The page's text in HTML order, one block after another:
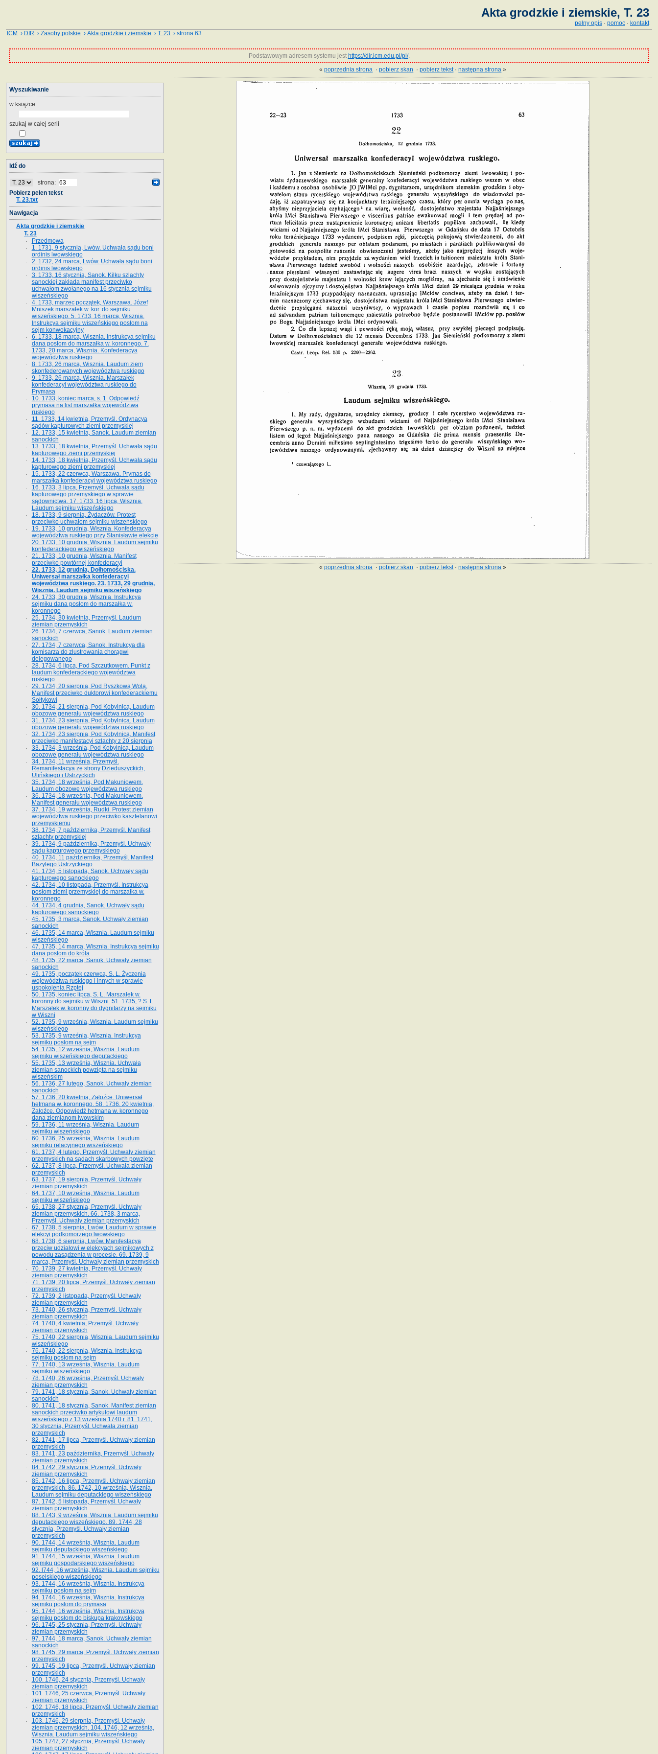
Akta grodzkie i ziemskie, T. 23
pełny opis · pomoc · kontakt
ICM › DIR ›Zasoby polskie ›Akta grodzkie i ziemskie ›T. 23 › strona 63
Podstawowym adresem systemu jest https://dir.icm.edu.pl/pl/.
«poprzednia strona ·pobierz skan ·pobierz tekst·następna strona »
«poprzednia strona ·pobierz skan ·pobierz tekst·następna strona »
Wyszukiwanie
w książce
szukaj w całej serii
Idź do
strona:
Pobierz pełen tekst
T. 23.txt
Nawigacja
Akta grodzkie i ziemskie
T. 23
Przedmowa
1. 1731, 9 stycznia, Lwów. Uchwała sądu boni
ordinis lwowskiego
2. 1732, 24 marca, Lwów. Uchwała sądu boni
ordinis lwowskiego
3. 1733, 16 stycznia, Sanok. Kilku szlachty
sanockiej zakłada manifest przeciwko
uchwałom zwołanego na 16 stycz­nia sejmiku
wiszeńskiego
4. 1733, marzec początek, Warszawa. Józef
Mniszek marszałek w. kor. do sejmiku
wiszeńskiego. 5. 1733, 16 marca, Wisznia.
Instrukcya sejmiku wiszeńskiego posłom na
sejm konwokacyjny
6. 1733, 18 marca, Wisznia. Instrukcya sejmiku
dana posłom do marszałka w. koronnego. 7.
1733, 20 marca, Wisznia. Konfederacya
województwa ruskiego
8. 1733, 26 marca, Wisznia. Laudum ziem
skonfederowanych województwa ruskiego
9. 1733, 26 marca, Wisznia. Marszałek
konfederacyi województwa ruskiego do
Prymasa
10. 1733, koniec marca, s. 1. Odpowiedź
prymasa na list marszałka województwa
ruskiego
11. 1733, 14 kwietnia, Przemyśl. Ordynacya
sądów kapturowych ziemi przemyskiej
12. 1733, 15 kwietnia, Sanok. Laudum ziemian
sanockich
13. 1733, 18 kwietnia, Przemyśl. Uchwała sądu
kapturowego ziemi przemyskiej
14. 1733, 18 kwietnia, Przemyśl. Uchwała sądu
kapturowego ziemi przemyskiej
15. 1733, 22 czerwca, Warszawa. Prymas do
marszałka konfederacyi województwa ruskiego
16. 1733, 3 lipca, Przemyśl. Uchwała sądu
kapturowego przemyskiego w sprawie
sądownictwa. 17. 1733, 16 lipca, Wisznia.
Laudum sejmiku wiszeńskiego
18. 1733, 9 sierpnia, Żydaczów. Protest
przeciwko uchwałom sejmiku wiszeńskiego
19. 1733, 10 grudnia, Wisznia. Konfederacya
województwa ruskiego przy Stanisławie elekcie
20. 1733, 10 grudnia, Wisznia. Laudum sejmiku
konfederackiego wiszeńskiego
21. 1733, 10 grudnia, Wisznia. Manifest
przeciwko powtórnej konfederacyi
22. 1733, 12 grudnia, Dołhomościska.
Uniwersał marszałka konfederacyi
województwa ruskiego. 23. 1733, 29 grudnia,
Wisznia. Laudum sejmiku wiszeńskiego
24. 1733, 30 grudnia, Wisznia. Instrukcya
sejmiku dana posłom do marszałka w.
koronnego
25. 1734, 30 kwietnia, Przemyśl. Laudum
ziemian przemyskich
26. 1734, 7 czerwca, Sanok. Laudum ziemian
sanockich
27. 1734, 7 czerwca, Sanok. Instrukcya dla
komisarza do zlustrowania chorągwi
delegowanego
28. 1734, 6 lipca, Pod Szczutkowem. Punkt z
laudum konfederackiego województwa
ruskiego
29. 1734, 20 sierpnia, Pod Ryszkową Wolą.
Manifest przeciwko duktorowi konfederackiemu
Sołtykowi
30. 1734, 21 sierpnia, Pod Kobylnicą. Laudum
obozowe generału województwa ruskiego
31. 1734, 23 sierpnia, Pod Kobylnicą. Laudum
obozowe generału województwa ruskiego
32. 1734, 23 sierpnia, Pod Kobylnicą. Manifest
przeciwko manifestacyi szlachty z 20 sierpnia
33. 1734, 3 września, Pod Kobylnicą. Laudum
obozowe generału województwa ruskiego
34. 1734, 11 września, Przemyśl.
Remanifestacya ze strony Dzieduszyckich,
Ulińskiego i Ustrzyckich
35. 1734, 18 września, Pod Makuniowem.
Laudum obozowe województwa ruskiego
36. 1734, 18 września, Pod Makuniowem.
Manifest generału województwa ruskiego
37. 1734, 19 września, Rudki. Protest ziemian
województwa ruskiego przeciwko kasztelanowi
przemyskiemu
38. 1734, 7 października, Przemyśl. Manifest
szlachty przemyskiej
39. 1734, 9 października, Przemyśl. Uchwały
sądu kapturowego przemyskiego
40. 1734, 11 października, Przemyśl. Manifest
Bazylego Ustrzyckiego
41. 1734, 5 listopada, Sanok. Uchwały sądu
kapturowego sanockiego
42. 1734, 10 listopada, Przemyśl. Instrukcya
posłom ziemi przemyskiej do marszałka w.
koronnego
44. 1734, 4 grudnia, Sanok. Uchwały sądu
kapturowego sanockiego
45. 1735, 3 marca, Sanok. Uchwały ziemian
sanockich
46. 1735, 14 marca, Wisznia. Laudum sejmiku
wiszeńskiego
47. 1735, 14 marca, Wisznia. Instrukcya sejmiku
dana posłom do króla
48. 1735, 22 marca, Sanok. Uchwały ziemian
sanockich
49. 1735, początek czerwca, S. L. Życzenia
województwa ruskiego i innych w sprawie
uspokojenia Rzptej
50. 1735, koniec lipca, S. L. Marszałek w.
koronny do sejmiku w Wiszni. 51. 1735, ? S. L.
Marszałek w. koronny do dygnitarzy na sejmiku
w Wiszni
52. 1735, 9 września, Wisznia. Laudum sejmiku
wiszeńskiego
53. 1735, 9 września, Wisznia. Instrukcya
sejmiku posłom na sejm
54. 1735, 12 września, Wisznia. Laudum
sejmiku wiszeńskiego deputackiego
55. 1735, 13 września, Wisznia. Uchwała
ziemian sanockich powzięta na sejmiku
wiszeńskim
56. 1736, 27 lutego, Sanok. Uchwały ziemian
sanockich
57. 1736, 20 kwietnia, Załoźce. Uniwersał
hetmana w. koronnego. 58. 1736. 20 kwietnia,
Załoźce. Odpowiedź hetmana w. koronnego
dana ziemianom lwowskim
59. 1736, 11 września, Wisznia. Laudum
sejmiku wiszeńskiego
60. 1736, 25 września, Wisznia. Laudum
sejmiku relacyjnego wiszeńskiego
61. 1737, 4 lutego, Przemyśl. Uchwały ziemian
przemyskich na sądach skarbowych powzięte
62. 1737, 8 lipca, Przemyśl. Uchwała ziemian
przemyskich
63. 1737, 19 sierpnia, Przemyśl. Uchwały
ziemian przemyskich
64. 1737, 10 września, Wisznia. Laudum
sejmiku wiszeńskiego
65. 1738, 27 stycznia, Przemyśl. Uchwały
ziemian przemyskich­­. 66. 1738, 3 marca,
Przemyśl. Uchwały ziemian przemyskich­
67. 1738, 5 sierpnia, Lwów. Laudum w sprawie
elekcyi podkomorzego lwowskiego
68. 1738, 6 sierpnia, Lwów. Manifestacya
przeciw udziałowi w elekcyach sejmikowych z
powodu zasądzenia w procesie. 69. 1739, 9
marca, Przemyśl. Uchwały ziemian przemyskich
70. 1739, 27 kwietnia, Przemyśl. Uchwały
ziemian przemyskich
71. 1739, 20 lipca, Przemyśl. Uchwały ziemian
przemyskich
72. 1739, 2 listopada, Przemyśl. Uchwały
ziemian przemyskich
73. 1740, 26 stycznia, Przemyśl. Uchwały
ziemian przemyskich
74. 1740, 4 kwietnia, Przemyśl. Uchwały
ziemian przemyskich
75. 1740, 22 sierpnia, Wisznia. Laudum sejmiku
wiszeńskiego
76. 1740, 22 sierpnia, Wisznia. Instrukcya
sejmiku posłom na sejm
77. 1740, 13 września, Wisznia. Laudum
sejmiku wiszeńskiego
78. 1740, 26 września, Przemyśl. Uchwały
ziemian przemyskich
79. 1741, 18 stycznia, Sanok. Uchwały ziemian
sanockich
80. 1741, 18 stycznia, Sanok. Manifest ziemian
sanockich przeciwko artykułowi laudum
wiszeńskiego z 13 wrze­śnia 1740 r. 81. 1741,
30 stycznia, Przemyśl. Uchwała ziemian
przemyskich
82. 1741, 17 lipca, Przemyśl. Uchwały ziemian
przemyskich
83. 1741, 23 października, Przemyśl. Uchwały
ziemian przemyskich
84. 1742, 29 stycznia, Przemyśl. Uchwały
ziemian przemyskich
85. 1742, 16 lipca, Przemyśl. Uchwały ziemian
przemyskich. 86. 1742, 10 września, Wisznia.
Laudum sejmiku deputackiego wiszeńskiego
87. 1742, 5 listopada, Przemyśl. Uchwały
ziemian przemyskich
88. 1743, 9 września, Wisznia. Laudum sejmiku
deputackiego wiszeńskiego. 89. 1744, 28
stycznia, Przemyśl. Uchwały ziemian
przemyskich
90. 1744, 14 września, Wisznia. Laudum
sejmiku deputackiego wiszeńskiego
91. 1744, 15 września, Wisznia. Laudum
sejmiku gospodarskiego wiszeńskiego
92. l744, 16 września, Wisznia. Laudum sejmiku
poselskiego wiszeńskiego
93. 1744, 16 września, Wisznia. Instrukcya
sejmiku posłom na sejm
94. 1744, 16 września, Wisznia. Instrukcya
sejmiku posłom do prymasa
95. 1744, 16 września, Wisznia. Instrukcya
sejmiku posłom do biskupa krakowskiego
96. 1745, 25 stycznia, Przemyśl. Uchwały
ziemian przemyskich
97. 1744, 18 marca, Sanok. Uchwały ziemian
sanockich
98. 1745, 29 marca, Przemyśl. Uchwały ziemian
przemyskich
99. 1745, 19 lipca, Przemyśl. Uchwały ziemian
przemyskich
100. 1746, 24 stycznia, Przemyśl. Uchwały
ziemian przemyskich
101. 1746, 25 czerwca, Przemyśl. Uchwały
ziemian przemyskich
102. 1746, 18 lipca, Przemyśl. Uchwały ziemian
przemyskich
103. 1746, 29 sierpnia, Przemyśl. Uchwały
ziemian przemyskich. 104. 1746, 12 września,
Wisznia. Laudum sejmiku wiszeńskiego
105. 1747, 27 stycznia, Przemyśl. Uchwały
ziemian przemyskich